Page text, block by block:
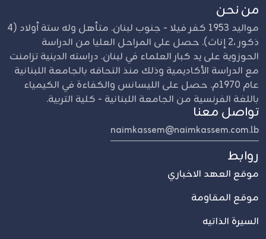
من نحن
مواليد 1953 كفر فيلا - جنوب لبنان. متأهل وله ستة أولاد (4
ذكور ،2 إناث). حصل على المراحل العليا من الدراسة
الحوزوية على يد كبار العلماء في لبنان. دراسته الدينية تزامنت
مع الدراسة الأكاديمية وذلك منذ التحاقه بالجامعة اللبنانية
عام 1970م. حصل على الليسانس والكفاءة في الكيمياء
باللغة الفرنسية من الجامعة اللبنانية - كلية التربية.
تواصل معنا
naimkassem@naimkassem.com.lb
روابط
موقع العهد الاخباري
موقع المقاومة
السيرة الذاتيه